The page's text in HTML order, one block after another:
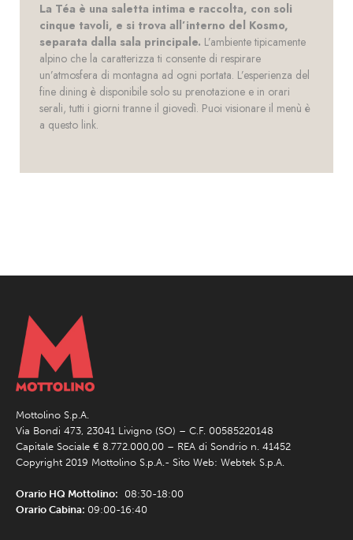
La Téa è una saletta intima e raccolta, con soli
cinque tavoli, e si trova all’interno del Kosmo,
separata dalla sala principale. L’ambiente tipicamente
alpino che la caratterizza ti consente di respirare
un’atmosfera di montagna ad ogni portata. L’esperienza del
fine dining è disponibile solo su prenotazione e in orari
serali, tutti i giorni tranne il giovedì. Puoi visionare il menù è
a questo link.
Mottolino S.p.A.
Via Bondi 473, 23041 Livigno (SO) – C.F. 00585220148
Capitale Sociale € 8.772.000,00 – REA di Sondrio n. 41452
Copyright 2019 Mottolino S.p.A.- Sito Web: Webtek S.p.A.
Orario HQ Mottolino: 08:30-18:00
Orario Cabina: 09:00-16:40